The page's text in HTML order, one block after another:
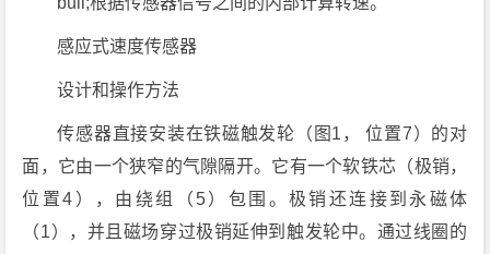
感应式速度传感器
设计和操作方法
传感器直接安装在铁磁触发轮（图1， 位置7）的对
面，它由一个狭窄的气隙隔开。它有一个软铁芯（极销，
位置4），由绕组（5）包围。极销还连接到永磁体
（1），并且磁场穿过极销延伸到触发轮中。通过线圈的